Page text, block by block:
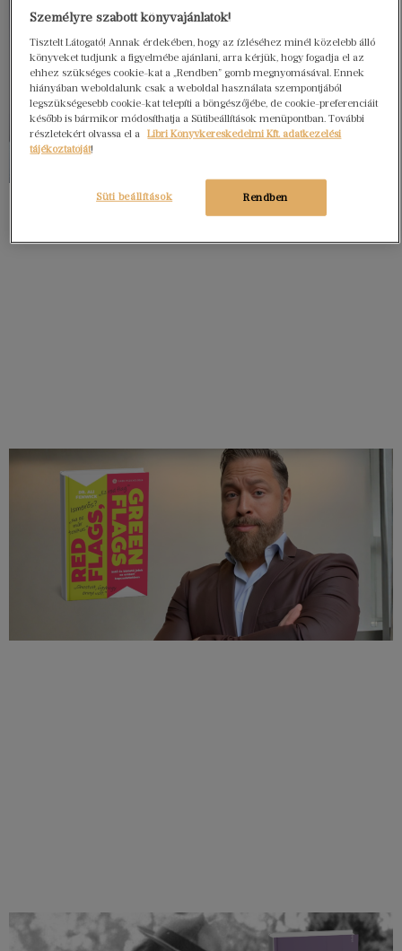
Személyre szabott könyvajánlatok!
Tisztelt Látogató! Annak érdekében, hogy az ízléséhez minél közelebb álló
könyveket tudjunk a figyelmébe ajánlani, arra kérjük, hogy fogadja el az
ehhez szükséges cookie-kat a „Rendben” gomb megnyomásával. Ennek
hiányában weboldalunk csak a weboldal használata szempontjából
legszükségesebb cookie-kat telepíti a böngészőjébe, de cookie-preferenciáit
később is bármikor módosíthatja a Sütibeállítások menüpontban. További
részletekért olvassa el a
Libri Könyvkereskedelmi Kft. adatkezelési
tájékoztatóját!
Rendben
Süti beállítások